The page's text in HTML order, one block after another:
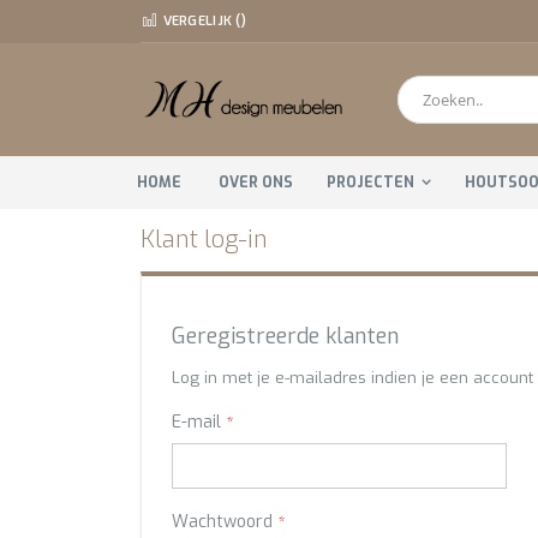
Ga
direct
naar
de
VERGELIJK ()
Zoeken
HOME OVER ONS PROJECTEN
Klant log-in
Geregistreerde klanten
Log in met je e-mailadres indien je een account
E-mail
Wachtwoord